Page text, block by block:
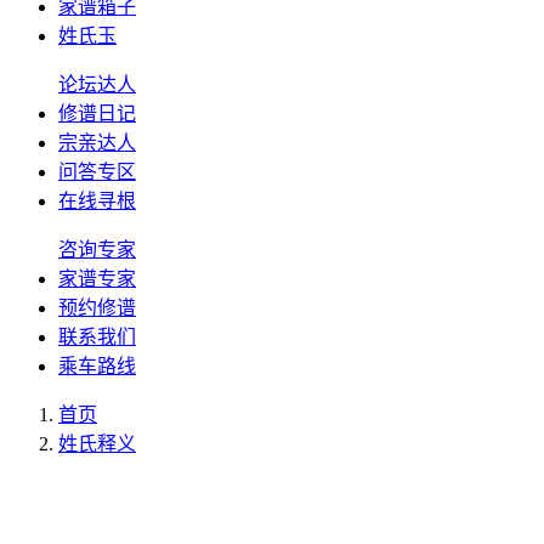
家谱箱子
姓氏玉
论坛达人
修谱日记
宗亲达人
问答专区
在线寻根
咨询专家
家谱专家
预约修谱
联系我们
乘车路线
首页
姓氏释义